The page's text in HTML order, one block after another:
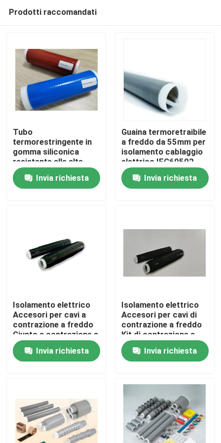
Casa
Prodotti
Su di noi
Controllo Qualità
Contattaci
Casi
Accessori per cavi elettrici
Prodotti raccomandati
Tubo
termorestringente in
gomma siliconica
resistente alle alte
temperature 35kV
Invia richiesta
Guaina termoretraibile
a freddo da 55mm per
isolamento cablaggio
elettrico IEC60502
Invia richiesta
Isolamento elettrico
Accesori per cavi a
contrazione a freddo
Giunto a contrazione a
freddo fino a 42 kV
connettore a
contrazione a freddo
Invia richiesta
Isolamento elettrico
Accesori per cavi di
contrazione a freddo
Kit di contrazione a
freddo fino a 42 kV Kit
di contrazione a
freddo
Invia richiesta